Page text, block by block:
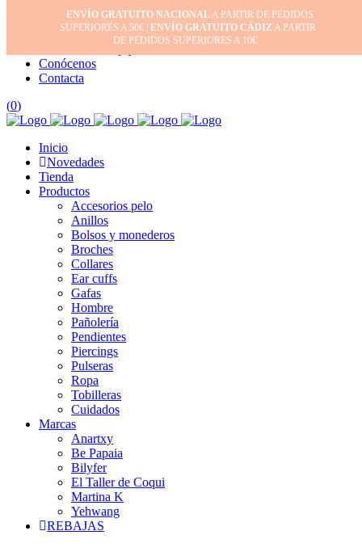
Inicio
Mi cuenta
Conócenos
Contacta
(0)
Inicio
Novedades
Tienda
Productos
Accesorios pelo
Anillos
Bolsos y monederos
Broches
Collares
Ear cuffs
Gafas
Hombre
Pañolería
Pendientes
Piercings
Pulseras
Ropa
Tobilleras
Cuidados
Marcas
Anartxy
Be Papaia
Bilyfer
El Taller de Coqui
Martina K
Yehwang
REBAJAS
ENVÍO GRATUITO NACIONALA PARTIR DE PEDIDOS
SUPERIORES A 50€ | ENVÍO GRATUITO CÁDIZA PARTIR
DE PEDIDOS SUPERIORES A 10€